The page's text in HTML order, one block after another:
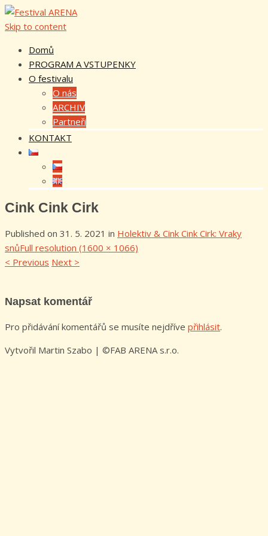
Skip to content
Domů
PROGRAM A VSTUPENKY
O festivalu
O nás
ARCHIV
Partneři
KONTAKT
Cink Cink Cirk
Published on 31. 5. 2021 in Holektiv & Cink Cink Cirk: Vraky
snůFull resolution (1600 × 1066)
< Previous Next >
Napsat komentář
Pro přidávání komentářů se musíte nejdříve přihlásit.
Vytvořil Martin Szabo | ©FAB ARENA s.r.o.